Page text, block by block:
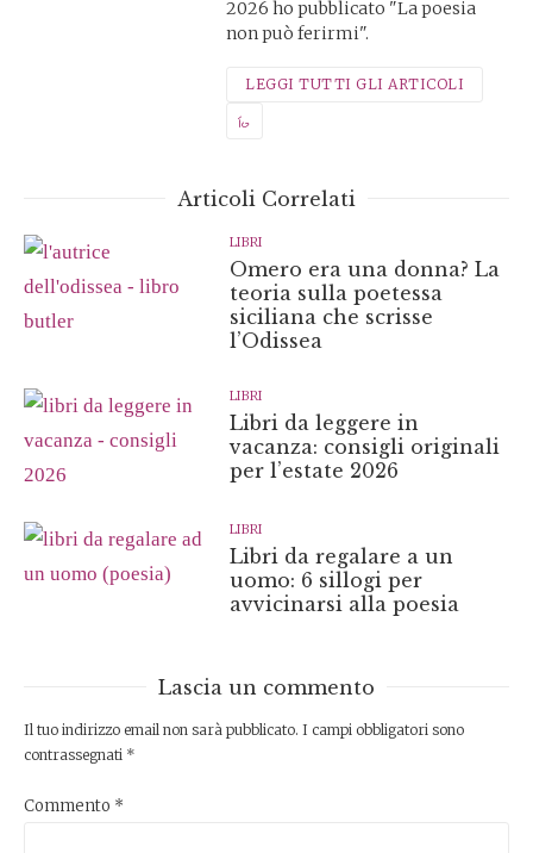
2026 ho pubblicato "La poesia
non può ferirmi".
LEGGI TUTTI GLI ARTICOLI
Articoli Correlati
LIBRI
Omero era una donna? La
teoria sulla poetessa
siciliana che scrisse
l’Odissea
LIBRI
Libri da leggere in
vacanza: consigli originali
per l’estate 2026
LIBRI
Libri da regalare a un
uomo: 6 sillogi per
avvicinarsi alla poesia
Lascia un commento
Il tuo indirizzo email non sarà pubblicato. I campi obbligatori sono
contrassegnati *
Commento *